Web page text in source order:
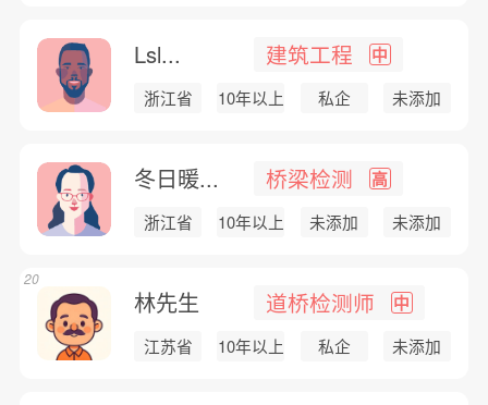
Lsl... 建筑工程 中
浙江省 10年以上 私企 未添加
冬日暖... 桥梁检测 高
浙江省 10年以上 未添加 未添加
林先生 道桥检测师 中
江苏省 10年以上 私企 未添加
20